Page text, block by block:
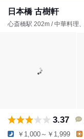
日本橋 古樹軒
心斎橋駅 202m / 中華料理、
3.37
￥1,000～￥1,999